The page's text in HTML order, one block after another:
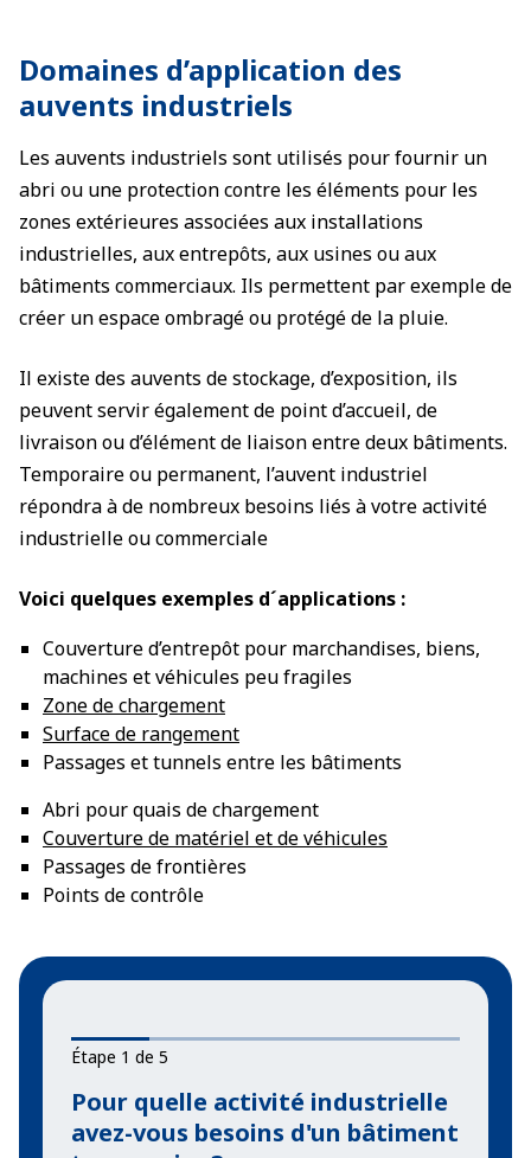
Domaines d’application des
auvents industriels
Les auvents industriels sont utilisés pour fournir un
abri ou une protection contre les éléments pour les
zones extérieures associées aux installations
industrielles, aux entrepôts, aux usines ou aux
bâtiments commerciaux. Ils permettent par exemple de
créer un espace ombragé ou protégé de la pluie.
Il existe des auvents de stockage, d’exposition, ils
peuvent servir également de point d’accueil, de
livraison ou d’élément de liaison entre deux bâtiments.
Temporaire ou permanent, l’auvent industriel
répondra à de nombreux besoins liés à votre activité
industrielle ou commerciale
Voici quelques exemples d´applications :
Couverture d’entrepôt pour marchandises, biens,
machines et véhicules peu fragiles
Zone de chargement
Surface de rangement
Passages et tunnels entre les bâtiments
Abri pour quais de chargement
Couverture de matériel et de véhicules
Passages de frontières
Points de contrôle
Étape 1 de 5
Pour quelle activité industrielle
avez-vous besoins d'un bâtiment